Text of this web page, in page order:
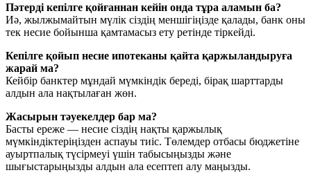
Пәтерді кепілге қойғаннан кейін онда тұра аламын ба?
Иә, жылжымайтын мүлік сіздің меншігіңізде қалады, банк оны
тек несие бойынша қамтамасыз ету ретінде тіркейді.
Кепілге қойып несие ипотеканы қайта қаржыландыруға
жарай ма?
Кейбір банктер мұндай мүмкіндік береді, бірақ шарттарды
алдын ала нақтылаған жөн.
Жасырын тәуекелдер бар ма?
Басты ереже — несие сіздің нақты қаржылық
мүмкіндіктеріңізден аспауы тиіс. Төлемдер отбасы бюджетіне
ауыртпалық түсірмеуі үшін табысыңызды және
шығыстарыңызды алдын ала есептеп алу маңызды.